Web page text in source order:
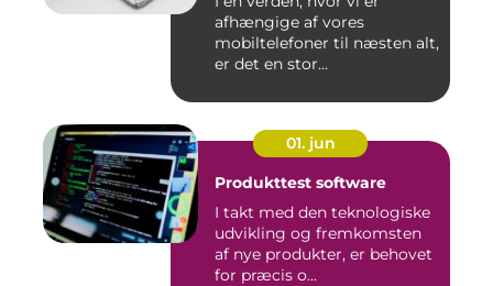
afhængige af vores
mobiltelefoner til næsten alt,
er det en stor...
01. jun
Produkttest software
I takt med den teknologiske
udvikling og fremkomsten
af nye produkter, er behovet
for præcis o...